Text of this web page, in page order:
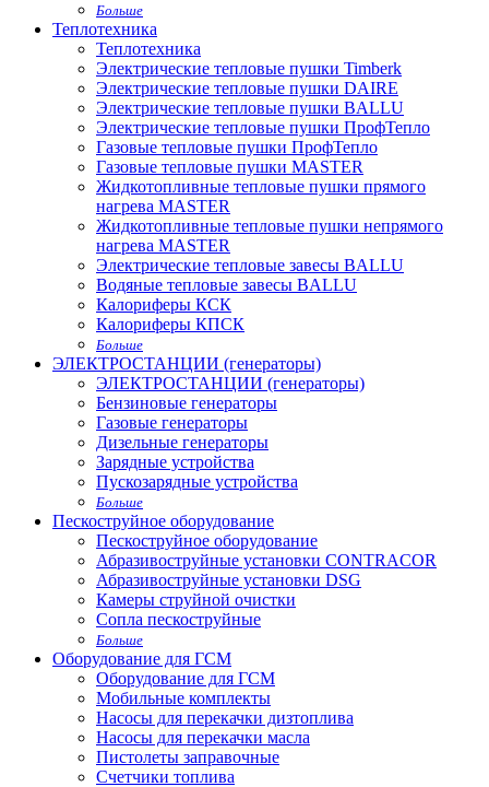
Больше
Теплотехника
Теплотехника
Электрические тепловые пушки Timberk
Электрические тепловые пушки DAIRE
Электрические тепловые пушки BALLU
Электрические тепловые пушки ПрофТепло
Газовые тепловые пушки ПрофТепло
Газовые тепловые пушки MASTER
Жидкотопливные тепловые пушки прямого
нагрева MASTER
Жидкотопливные тепловые пушки непрямого
нагрева MASTER
Электрические тепловые завесы BALLU
Водяные тепловые завесы BALLU
Калориферы КСК
Калориферы КПСК
Больше
ЭЛЕКТРОСТАНЦИИ (генераторы)
ЭЛЕКТРОСТАНЦИИ (генераторы)
Бензиновые генераторы
Газовые генераторы
Дизельные генераторы
Зарядные устройства
Пускозарядные устройства
Больше
Пескоструйное оборудование
Пескоструйное оборудование
Абразивоструйные установки CONTRACOR
Абразивоструйные установки DSG
Камеры струйной очистки
Сопла пескоструйные
Больше
Оборудование для ГСМ
Оборудование для ГСМ
Мобильные комплекты
Насосы для перекачки дизтоплива
Насосы для перекачки масла
Пистолеты заправочные
Счетчики топлива